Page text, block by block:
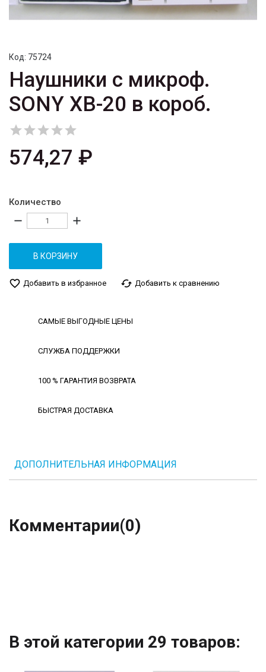
Код: 75724
Наушники с микроф.
SONY XB-20 в короб.

574,27 ₽
Количество
remove add
В КОРЗИНУ
favorite_border Добавить в избранное cached Добавить к сравнению
САМЫЕ ВЫГОДНЫЕ ЦЕНЫ
СЛУЖБА ПОДДЕРЖКИ
100 % ГАРАНТИЯ ВОЗВРАТА
БЫСТРАЯ ДОСТАВКА
ДОПОЛНИТЕЛЬНАЯ ИНФОРМАЦИЯ
Комментарии(0)
В этой категории 29 товаров: